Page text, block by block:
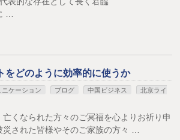
…
をどのように効率的に使うか
ニケーション ブログ 中国ビジネス
北京ライ
くなられた方々のご冥福を心よりお祈り申
災された皆様やそのご家族の方々 …